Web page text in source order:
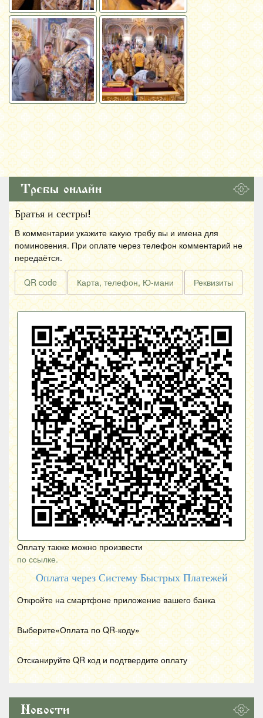
Требы онлайн
Братья и сестры!
В комментарии укажите какую требу вы и имена для
поминовения. При оплате через телефон комментарий не
передаётся.
QR code Карта, телефон, Ю-мани Реквизиты
Оплату также можно произвести
по ссылке.
Оплата через Систему Быстрых Платежей
Откройте на смартфоне приложение вашего банка
Выберите«Оплата по QR-коду»
Отсканируйте QR код и подтвердите оплату
Новости